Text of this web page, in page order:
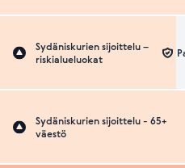
Sydäniskurien sijoittelu –
riskialueluokat
Sydäniskurien sijoittelu - 65+
väestö